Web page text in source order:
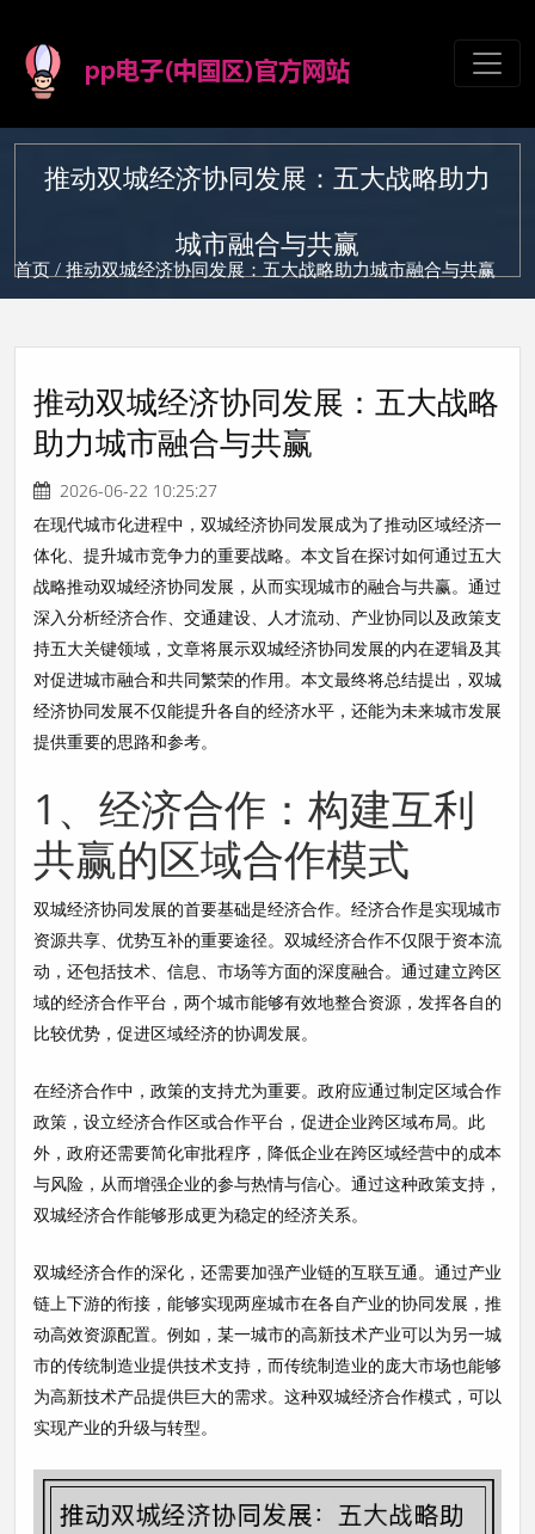
推动双城经济协同发展：五大战略助力
城市融合与共赢
首页 / 推动双城经济协同发展：五大战略助力城市融合与共赢
推动双城经济协同发展：五大战略
助力城市融合与共赢
2026-06-22 10:25:27
在现代城市化进程中，双城经济协同发展成为了推动区域经济一
体化、提升城市竞争力的重要战略。本文旨在探讨如何通过五大
战略推动双城经济协同发展，从而实现城市的融合与共赢。通过
深入分析经济合作、交通建设、人才流动、产业协同以及政策支
持五大关键领域，文章将展示双城经济协同发展的内在逻辑及其
对促进城市融合和共同繁荣的作用。本文最终将总结提出，双城
经济协同发展不仅能提升各自的经济水平，还能为未来城市发展
提供重要的思路和参考。
1、经济合作：构建互利
共赢的区域合作模式
双城经济协同发展的首要基础是经济合作。经济合作是实现城市
资源共享、优势互补的重要途径。双城经济合作不仅限于资本流
动，还包括技术、信息、市场等方面的深度融合。通过建立跨区
域的经济合作平台，两个城市能够有效地整合资源，发挥各自的
比较优势，促进区域经济的协调发展。
在经济合作中，政策的支持尤为重要。政府应通过制定区域合作
政策，设立经济合作区或合作平台，促进企业跨区域布局。此
外，政府还需要简化审批程序，降低企业在跨区域经营中的成本
与风险，从而增强企业的参与热情与信心。通过这种政策支持，
双城经济合作能够形成更为稳定的经济关系。
双城经济合作的深化，还需要加强产业链的互联互通。通过产业
链上下游的衔接，能够实现两座城市在各自产业的协同发展，推
动高效资源配置。例如，某一城市的高新技术产业可以为另一城
市的传统制造业提供技术支持，而传统制造业的庞大市场也能够
为高新技术产品提供巨大的需求。这种双城经济合作模式，可以
实现产业的升级与转型。